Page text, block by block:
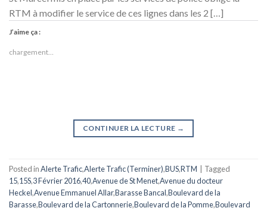
RTM à modifier le service de ces lignes dans les 2 […]
J’aime ça :
chargement…
CONTINUER LA LECTURE →
Posted inAlerte Trafic,Alerte Trafic (Terminer),BUS,RTM
Tagged
15,15S,3 Février 2016,40,Avenue de St Menet,Avenue du docteur
Heckel,Avenue Emmanuel Allar,Barasse Bancal,Boulevard de la
Barasse,Boulevard de la Cartonnerie,Boulevard de la Pomme,Boulevard